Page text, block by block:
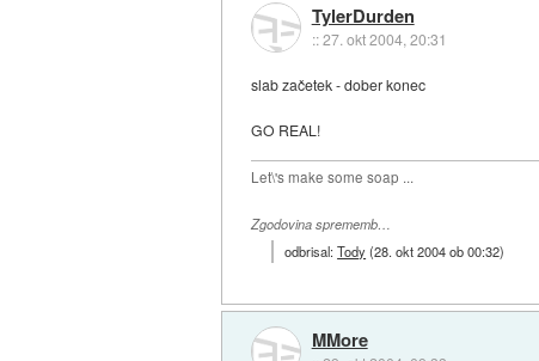
TylerDurden
::27. okt 2004, 20:31
slab začetek - dober konec
GO REAL!
Let\'s make some soap ...
Zgodovina sprememb…
odbrisal:Tody (28. okt 2004 ob 00:32)
MMore